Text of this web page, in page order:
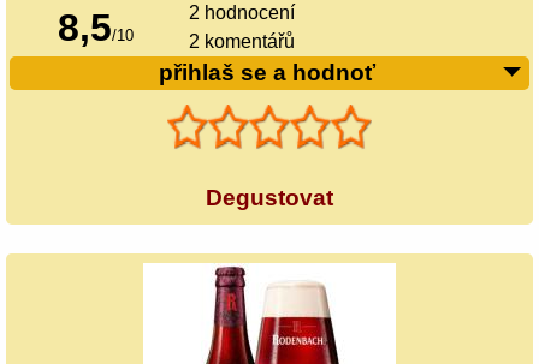
8,5/10
2 hodnocení
2 komentářů
přihlaš se a hodnoť
Degustovat